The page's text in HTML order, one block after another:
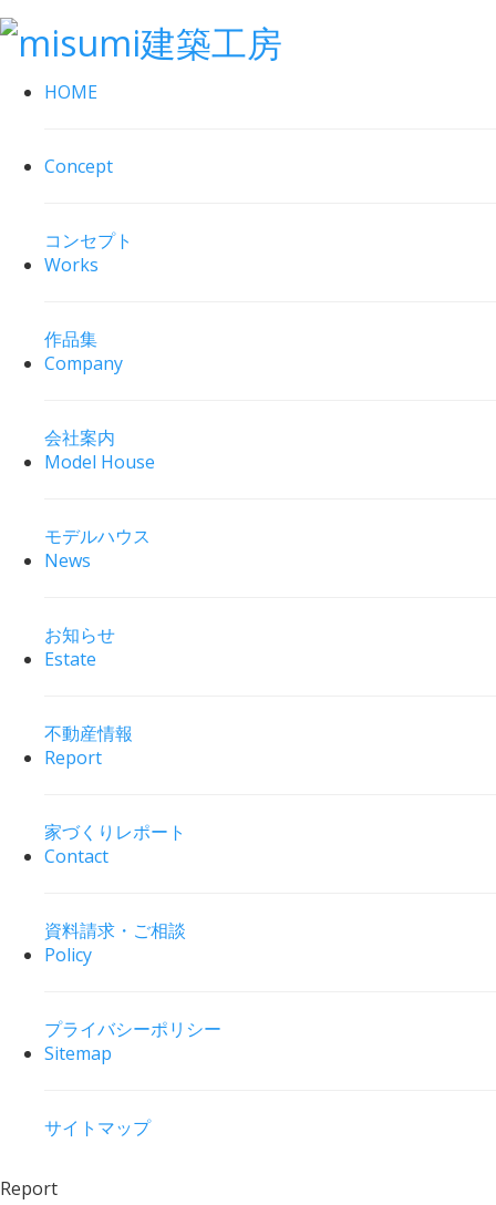
HOME
Concept
コンセプト
Works
作品集
Company
会社案内
Model House
モデルハウス
News
お知らせ
Estate
不動産情報
Report
家づくりレポート
Contact
資料請求・ご相談
Policy
プライバシーポリシー
Sitemap
サイトマップ
Report